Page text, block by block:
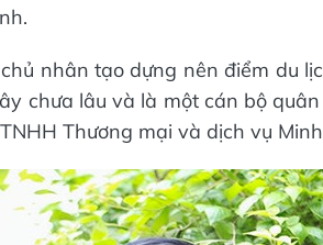
nhân tạo dựng nên điểm du
chưa lâu và là một cán bộ
Thương mại và dịch vụ